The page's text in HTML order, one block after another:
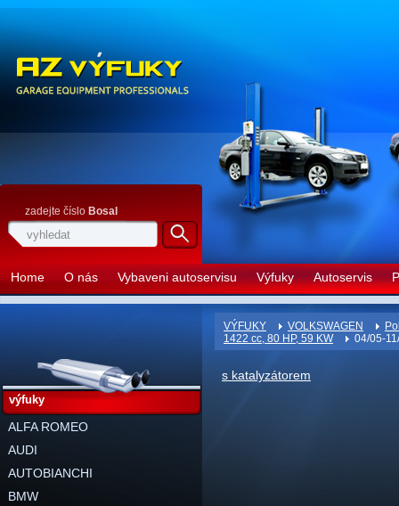
Home O nás Vybaveni autoservisu Výfuky Autoservis
zadejte číslo Bosal
VÝFUKY VOLKSWAGEN
1422 cc, 80 HP, 59 KW
04/05-
s katalyzátorem
výfuky
ALFA ROMEO
AUDI
AUTOBIANCHI
BMW